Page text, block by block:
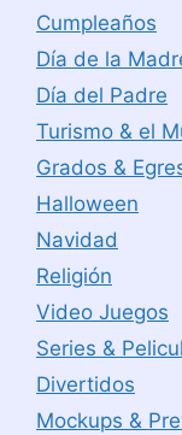
Cumpleaños
Día de la
Día del Padre
Turismo & el
Grados &
Halloween
Navidad
Religión
Video Juegos
Series &
Divertidos
Mockups &